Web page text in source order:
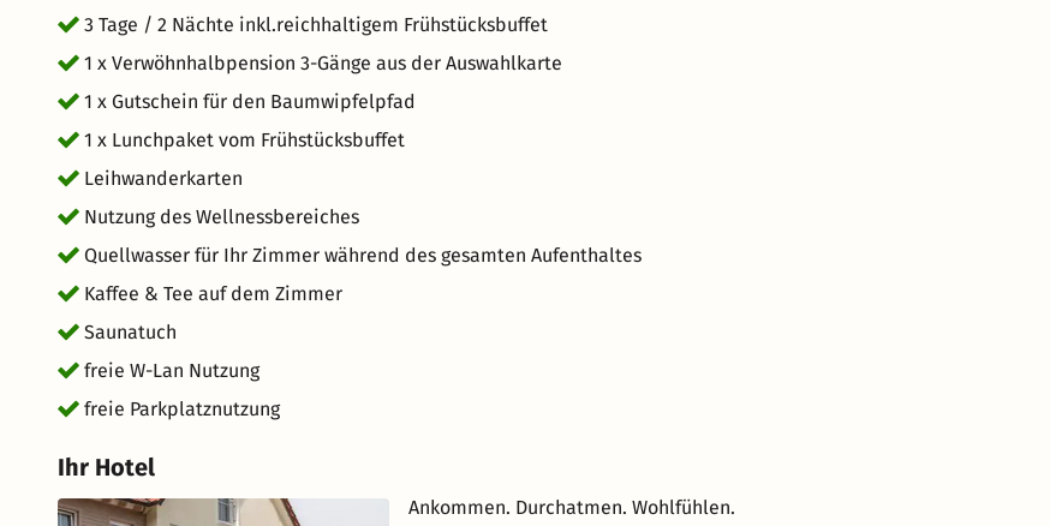
3 Tage / 2 Nächte inkl.reichhaltigem Frühstücksbuffet
1 x Verwöhnhalbpension 3-Gänge aus der Auswahlkarte
1 x Gutschein für den Baumwipfelpfad
1 x Lunchpaket vom Frühstücksbuffet
Leihwanderkarten
Nutzung des Wellnessbereiches
Quellwasser für Ihr Zimmer während des gesamten Aufenthaltes
Kaffee & Tee auf dem Zimmer
Saunatuch
freie W-Lan Nutzung
freie Parkplatznutzung
Ihr Hotel
Ankommen. Durchatmen. Wohlfühlen.